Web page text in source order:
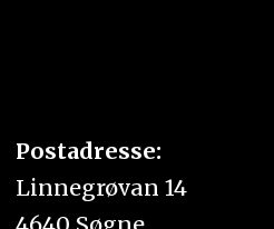
Postadresse:
Linnegrøvan 14